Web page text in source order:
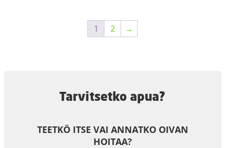
1 2 →
Tarvitsetko apua?
TEETKÖ ITSE VAI ANNATKO OIVAN
HOITAA?